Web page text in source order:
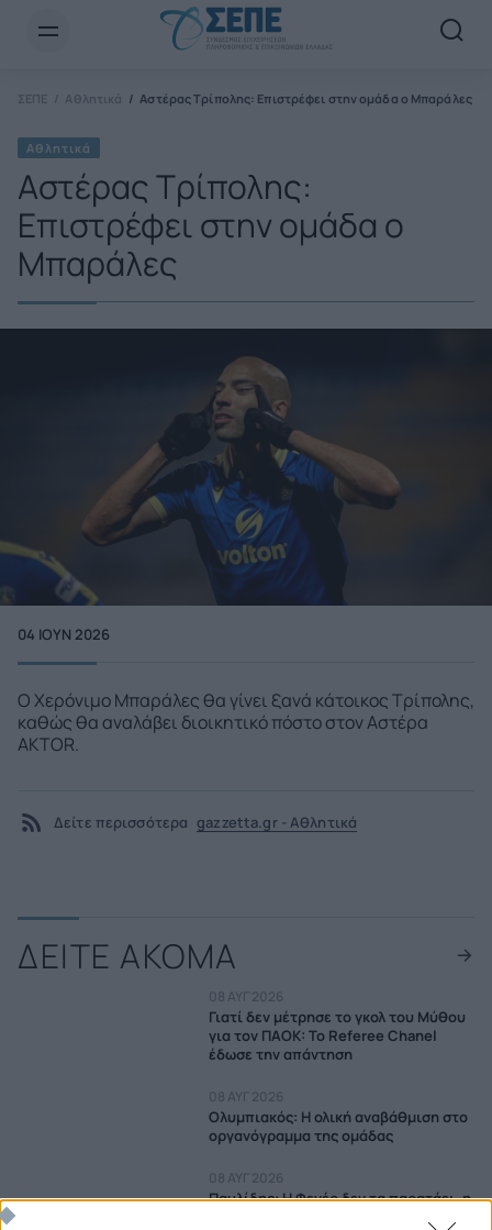
ΣΕΠΕ Αθλητικά Αστέρας Τρίπολης: Επιστρέφει στην ομάδα ο Μπαράλες
Αθλητικά
Αστέρας Τρίπολης:
Επιστρέφει στην ομάδα ο
Μπαράλες
04 ΙΟΥΝ 2026
Ο Χερόνιμο Μπαράλες θα γίνει ξανά κάτοικος Τρίπολης,
καθώς θα αναλάβει διοικητικό πόστο στον Αστέρα
AKTOR.
Δείτε περισσότερα gazzetta.gr - Αθλητικά
ΔΕΙΤΕ ΑΚΟΜΑ
08 ΑΥΓ 2026
Γιατί δεν μέτρησε το γκολ του Μύθου
για τον ΠΑΟΚ: Το Referee Chanel
έδωσε την απάντηση
08 ΑΥΓ 2026
Ολυμπιακός: Η ολική αναβάθμιση στο
οργανόγραμμα της ομάδας
08 ΑΥΓ 2026
Παυλίδης: Η Φενέρ δεν τα παρατάει, η
Newsletter Email*